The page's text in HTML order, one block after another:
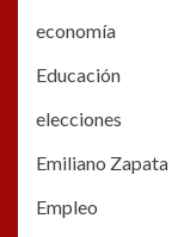
economía
Educación
elecciones
Emiliano Zapata
Empleo